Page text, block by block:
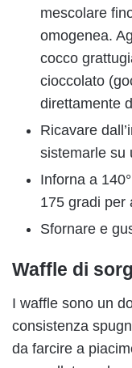
mescolare
omogenea.
cocco
cioccolato
direttamente
Ricavare
sistemarle su
Inforna a
175 gradi per
Sfornare e
Waffle di
I waffle sono un
consistenza
da farcire a